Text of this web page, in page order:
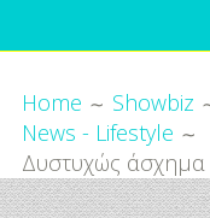
Για
το
Παιδί
Επικαιρότητα
Προσφορές
Home Showbiz
News - Lifestyle
Δυστυχώς άσχημα